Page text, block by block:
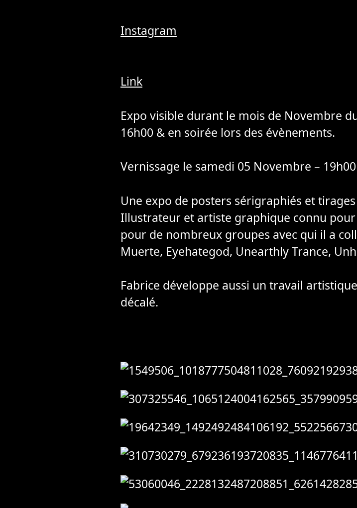
Instagram
Link
Expo visible durant le mois de Novembre
16h00 & en soirée lors des évènements.
Vernissage le samedi 05 Novembre –
Une expo de posters sérigraphiés et tirages
Illustrateur et artiste graphique connu
pour de nombreux groupes avec qui il a
Muerte, Eyehategod, Unearthly Trance,
Fabrice développe aussi un travail
décalé.